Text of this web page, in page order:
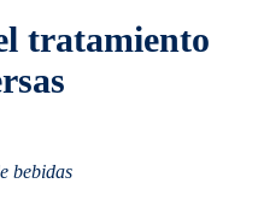
tratamiento
bebidas